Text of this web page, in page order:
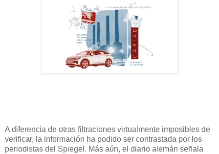
A diferencia de otras filtraciones virtualmente imposibles de
verificar, la información ha podido ser contrastada por los
periodistas del Spiegel. Más aún, el diario alemán señala